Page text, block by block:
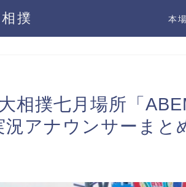
撲 本
相撲七月場所「
況アナウンサーまと